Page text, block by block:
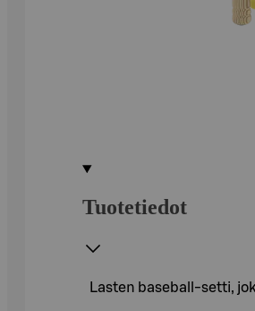
Tuotetiedot
Lasten baseball-setti,